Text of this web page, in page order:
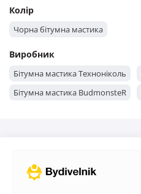
Колір
Чорна бітумна мастика
Виробник
Бітумна мастика Техноніколь
Бітумна мастика BudmonsteR